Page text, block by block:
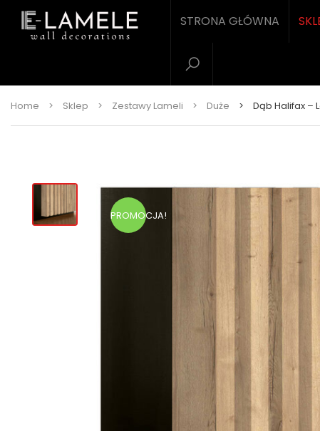
STRONA GŁÓWNA
Home > Sklep > Zestawy Lameli > Duże > Dąb Halifax –
PROMOCJA!